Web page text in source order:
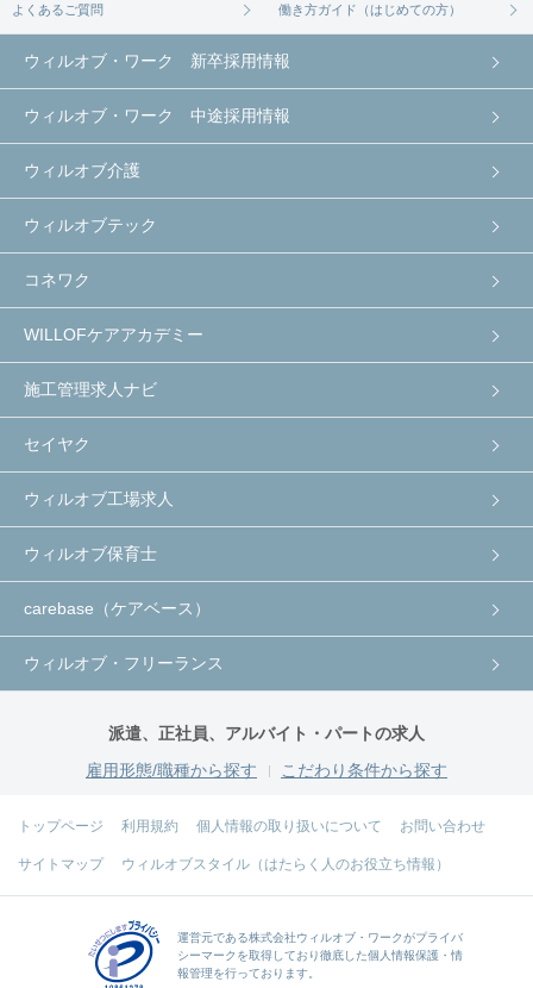
よくあるご質問 働き方ガイド（はじめての方）
ウィルオブ・ワーク 新卒採用情報
ウィルオブ・ワーク 中途採用情報
ウィルオブ介護
ウィルオブテック
コネワク
WILLOFケアアカデミー
施工管理求人ナビ
セイヤク
ウィルオブ工場求人
ウィルオブ保育士
carebase（ケアベース）
ウィルオブ・フリーランス
派遣、正社員、アルバイト・パートの求人
雇用形態/職種から探す
こだわり条件から探す
トップページ 利用規約 個人情報の取り扱いについて お問い合わせ
サイトマップ ウィルオブスタイル（はたらく人のお役立ち情報）
運営元である株式会社ウィルオブ・ワークがプライバ
シーマークを取得しており徹底した個人情報保護・情
報管理を行っております。